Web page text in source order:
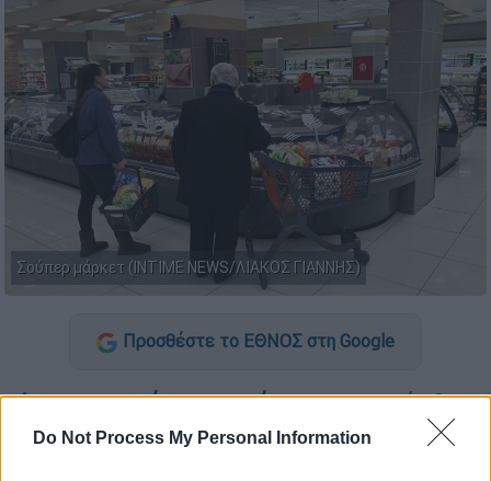
Do Not Process My Personal Information
Σούπερ μάρκετ (INTIME NEWS/ΛΙΑΚΟΣ ΓΙΑΝΝΗΣ)
Προσθέστε το ΕΘΝΟΣ στη Google
Διαφοροποιείταιτοωράριομε το οποίο θα
λειτουργήσουν καταστήματα καισούπερ